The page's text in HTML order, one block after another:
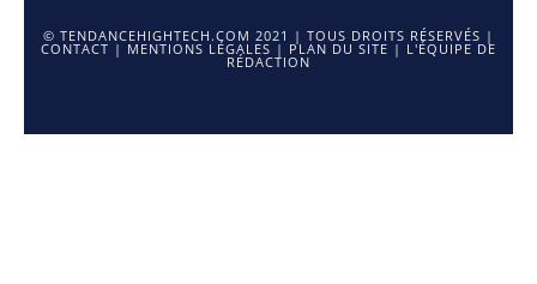
© TENDANCEHIGHTECH.COM 2021 | TOUS DROITS RÉSERVÉS |
CONTACT | MENTIONS LÉGALES | PLAN DU SITE | L'ÉQUIPE DE
RÉDACTION